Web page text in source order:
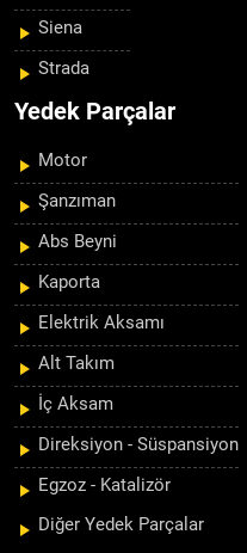
Siena
Strada
Yedek Parçalar
Motor
Şanzıman
Abs Beyni
Kaporta
Elektrik Aksamı
Alt Takım
İç Aksam
Direksiyon - Süspansiyon
Egzoz - Katalizör
Diğer Yedek Parçalar